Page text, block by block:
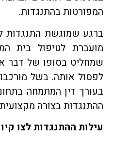
המפורטות בהתנגדות.
ברגע שמוגשת התנגדות
מועברת לטיפול בית
שמחליט בסופו של דבר
לפסול אותה. בשל
בעורך דין המתמחה
ההתנגדות בצורה
עילות ההתנגדות לצו